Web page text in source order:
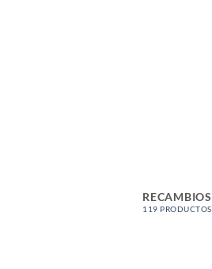
RECAMBIOS
119 PRODUCTOS